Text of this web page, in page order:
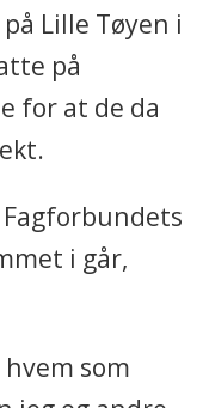
Lille Tøyen i
på
for at de da
i går,
hvem som